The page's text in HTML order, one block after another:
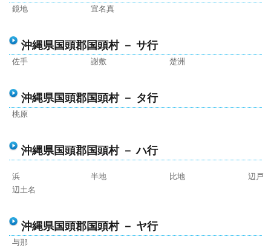
鏡地 宜名真
沖縄県国頭郡国頭村 － サ行
佐手 謝敷 楚洲
沖縄県国頭郡国頭村 － タ行
桃原
沖縄県国頭郡国頭村 － ハ行
浜 半地 比地
辺戸
辺土名
沖縄県国頭郡国頭村 － ヤ行
与那